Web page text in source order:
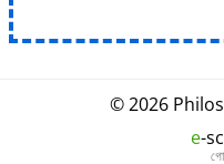
© 2026
e-